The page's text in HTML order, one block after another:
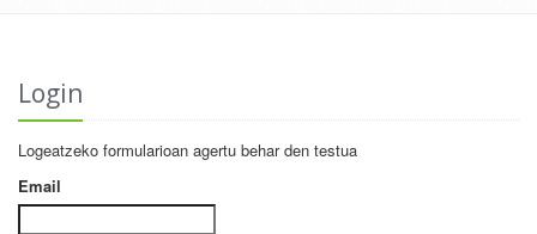
Login
Logeatzeko formularioan agertu behar den testua
Email